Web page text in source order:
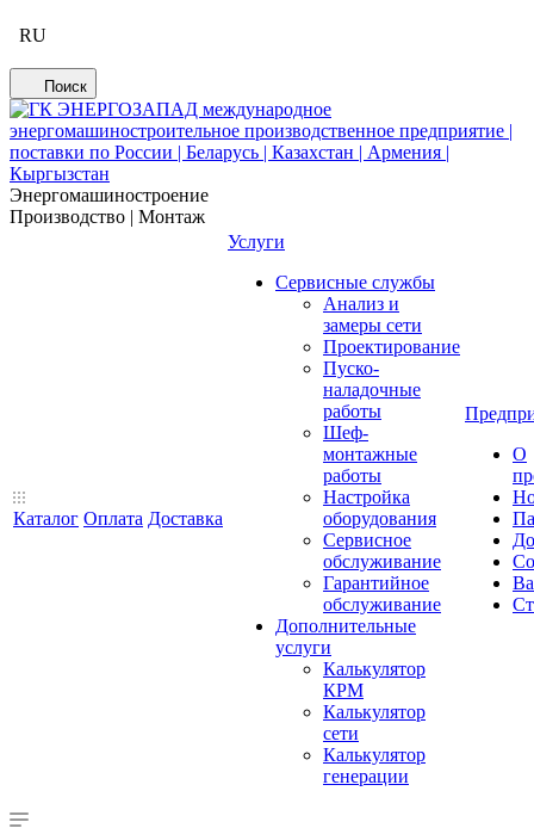
RU
Поиск
Энергомашиностроение
Производство | Монтаж
Каталог Оплата Доставка
Услуги
Сервисные службы
Анализ и
замеры сети
Проектирование
Пуско-
наладочные
работы
Шеф-
монтажные
работы
Настройка
оборудования
Сервисное
обслуживание
Гарантийное
обслуживание
Дополнительные
услуги
Калькулятор
КРМ
Калькулятор
сети
Калькулятор
генерации
О